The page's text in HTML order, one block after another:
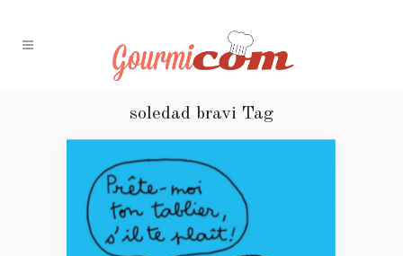
soledad bravi Tag